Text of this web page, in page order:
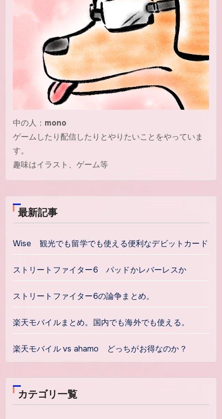
中の人： mono
ゲームしたり配信したりとやりたいことをやっていま
す。
趣味はイラスト、ゲーム等
最新記事
Wise 観光でも留学でも使える便利なデビットカード
ストリートファイター6 パッドかレバーレスか
ストリートファイター6の論争まとめ。
楽天モバイルまとめ。国内でも海外でも使える。
楽天モバイル vs ahamo どっちがお得なのか？
カテゴリ一覧